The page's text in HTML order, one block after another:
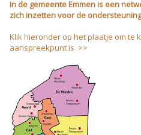
In de gemeente Emmen is een
zich inzetten voor de
Klik hieronder op het plaatje om te
aanspreekpunt is >>